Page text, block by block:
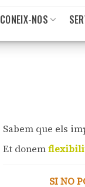
CONEIX-NOS
Sabem que els
Et donem
SI NO